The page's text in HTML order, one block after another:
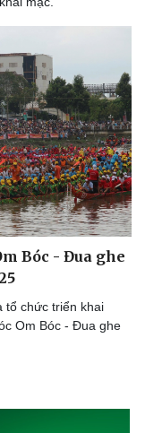
Bóc - Đua ghe
tổ chức triển khai
Om Bóc - Đua ghe